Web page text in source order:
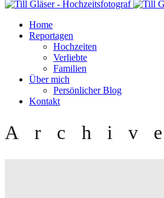
Home
Reportagen
Hochzeiten
Verliebte
Familien
Über mich
Persönlicher Blog
Kontakt